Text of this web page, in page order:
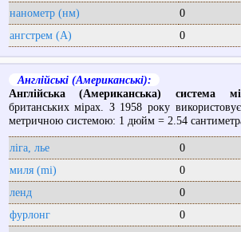
нанометр (нм)
0
ангстрем (А)
0
Англійські (Американські):
Англійська (Американська) система
британських мірах. З 1958 року
метричною системою: 1 дюйм = 2.54
ліга, лье
0
миля (mi)
0
ленд
0
фурлонг
0